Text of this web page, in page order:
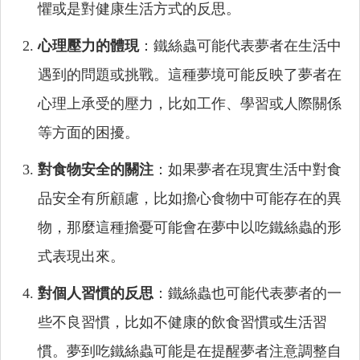
懼或是對健康生活方式的反思。
心理壓力的體現：鐵絲蟲可能代表夢者在生活中
遇到的問題或挑戰。這種夢境可能反映了夢者在
心理上承受的壓力，比如工作、學習或人際關係
等方面的困擾。
對食物安全的關注 ：如果夢者在現實生活中對食
品安全有所顧慮，比如擔心食物中可能存在的異
物，那麼這種擔憂可能會在夢中以吃鐵絲蟲的形
式表現出來。
對個人習慣的反思 ：鐵絲蟲也可能代表夢者的一
些不良習慣，比如不健康的飲食習慣或生活習
慣。夢到吃鐵絲蟲可能是在提醒夢者注意調整自